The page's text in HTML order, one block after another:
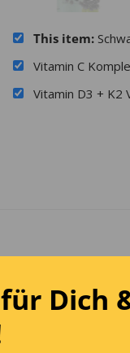
This item:
Vitamin C
Vitamin D3 + K2
Dich